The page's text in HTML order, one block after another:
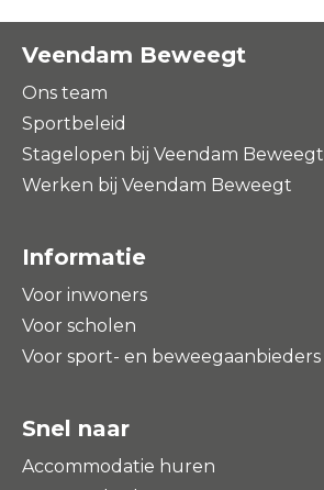
Veendam Beweegt
Ons team
Sportbeleid
Stagelopen bij Veendam Beweegt
Werken bij Veendam Beweegt
Informatie
Voor inwoners
Voor scholen
Voor sport- en beweegaanbieders
Snel naar
Accommodatie huren